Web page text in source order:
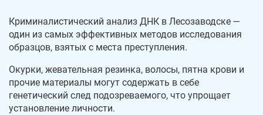
Криминалистический анализ ДНК в Лесозаводске —
один из самых эффективных методов исследования
образцов, взятых с места преступления.
Окурки, жевательная резинка, волосы, пятна крови и
прочие материалы могут содержать в себе
генетический след подозреваемого, что упрощает
установление личности.